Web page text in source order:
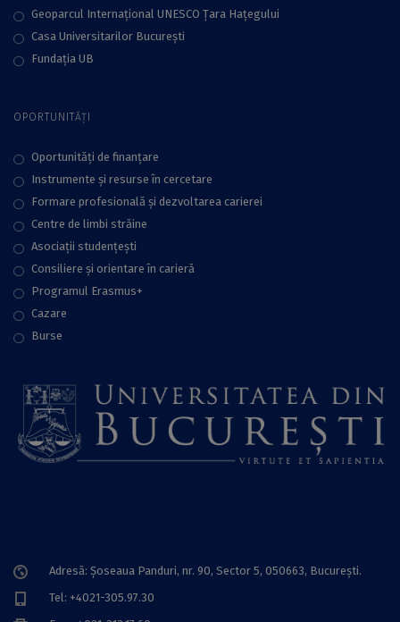
Geoparcul Internațional UNESCO Țara Hațegului
Casa Universitarilor București
Fundaţia UB
OPORTUNITĂȚI
Oportunități de finanțare
Instrumente și resurse în cercetare
Formare profesională și dezvoltarea carierei
Centre de limbi străine
Asociații studențești
Consiliere şi orientare în carieră
Programul Erasmus+
Cazare
Burse
Adresă: Șoseaua Panduri, nr. 90, Sector 5, 050663, Bucureşti.
Tel: +4021-305.97.30